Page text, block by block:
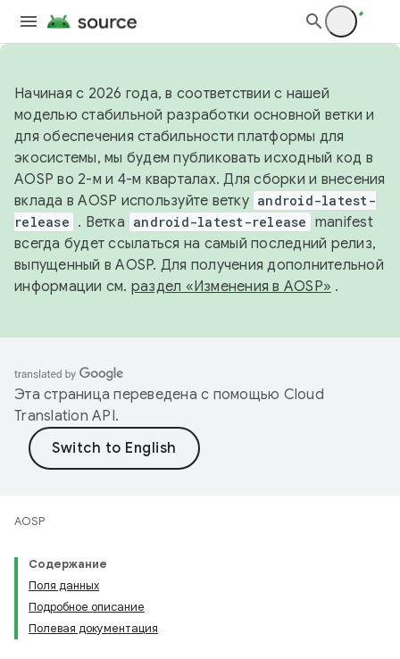
Начиная с 2026 года, в соответствии с нашей
моделью стабильной разработки основной ветки и
для обеспечения стабильности платформы для
экосистемы, мы будем публиковать исходный код в
AOSP во 2-м и 4-м кварталах. Для сборки и внесения
вклада в AOSP используйте ветку android-latest-
release . Ветка android-latest-release manifest
всегда будет ссылаться на самый последний релиз,
выпущенный в AOSP. Для получения дополнительной
информации см. раздел «Изменения в AOSP» .
Эта страница переведена с помощью Cloud
Translation API.
AOSP
Содержание
Поля данных
Подробное описание
Полевая документация